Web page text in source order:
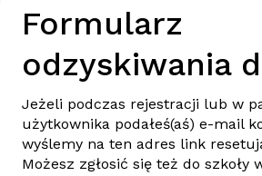
Formularz
odzyskiwania
Jeżeli podczas rejestracji lub w
użytkownika podałeś(aś) e-mail
wyślemy na ten adres link
Możesz zgłosić się też do szkoły